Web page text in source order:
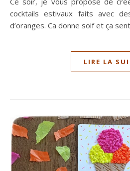
cocktails estivaux faits avec
d’oranges. Ca donne soif et ça
LIRE LA